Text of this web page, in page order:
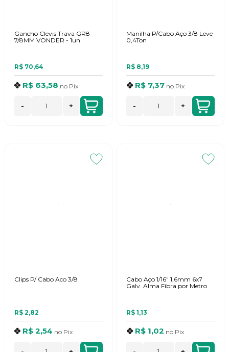
Gancho Clevis Trava GR8
7/8MM VONDER - 1un
R$ 70,64
R$ 63,58 no Pix
- +
Manilha P/Cabo Aço 3/8 Leve
0,4Ton
R$ 8,19
R$ 7,37 no Pix
- +
Clips P/ Cabo Aco 3/8
R$ 2,82
R$ 2,54 no Pix
Cabo Aço 1/16" 1,6mm 6x7
Galv. Alma Fibra por Metro
R$ 1,13
R$ 1,02 no Pix